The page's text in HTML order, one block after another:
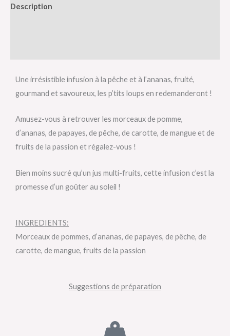
Description
Une irrésistible infusion à la pêche et à l’ananas, fruité,
gourmand et savoureux, les p’tits loups en redemanderont !
Amusez-vous à retrouver les morceaux de pomme,
d’ananas, de papayes, de pêche, de carotte, de mangue et de
fruits de la passion et régalez-vous !
Bien moins sucré qu’un jus multi-fruits, cette infusion c’est la
promesse d’un goûter au soleil !
INGREDIENTS:
Morceaux de pommes, d’ananas, de papayes, de pêche, de
carotte, de mangue, fruits de la passion
Suggestions de préparation